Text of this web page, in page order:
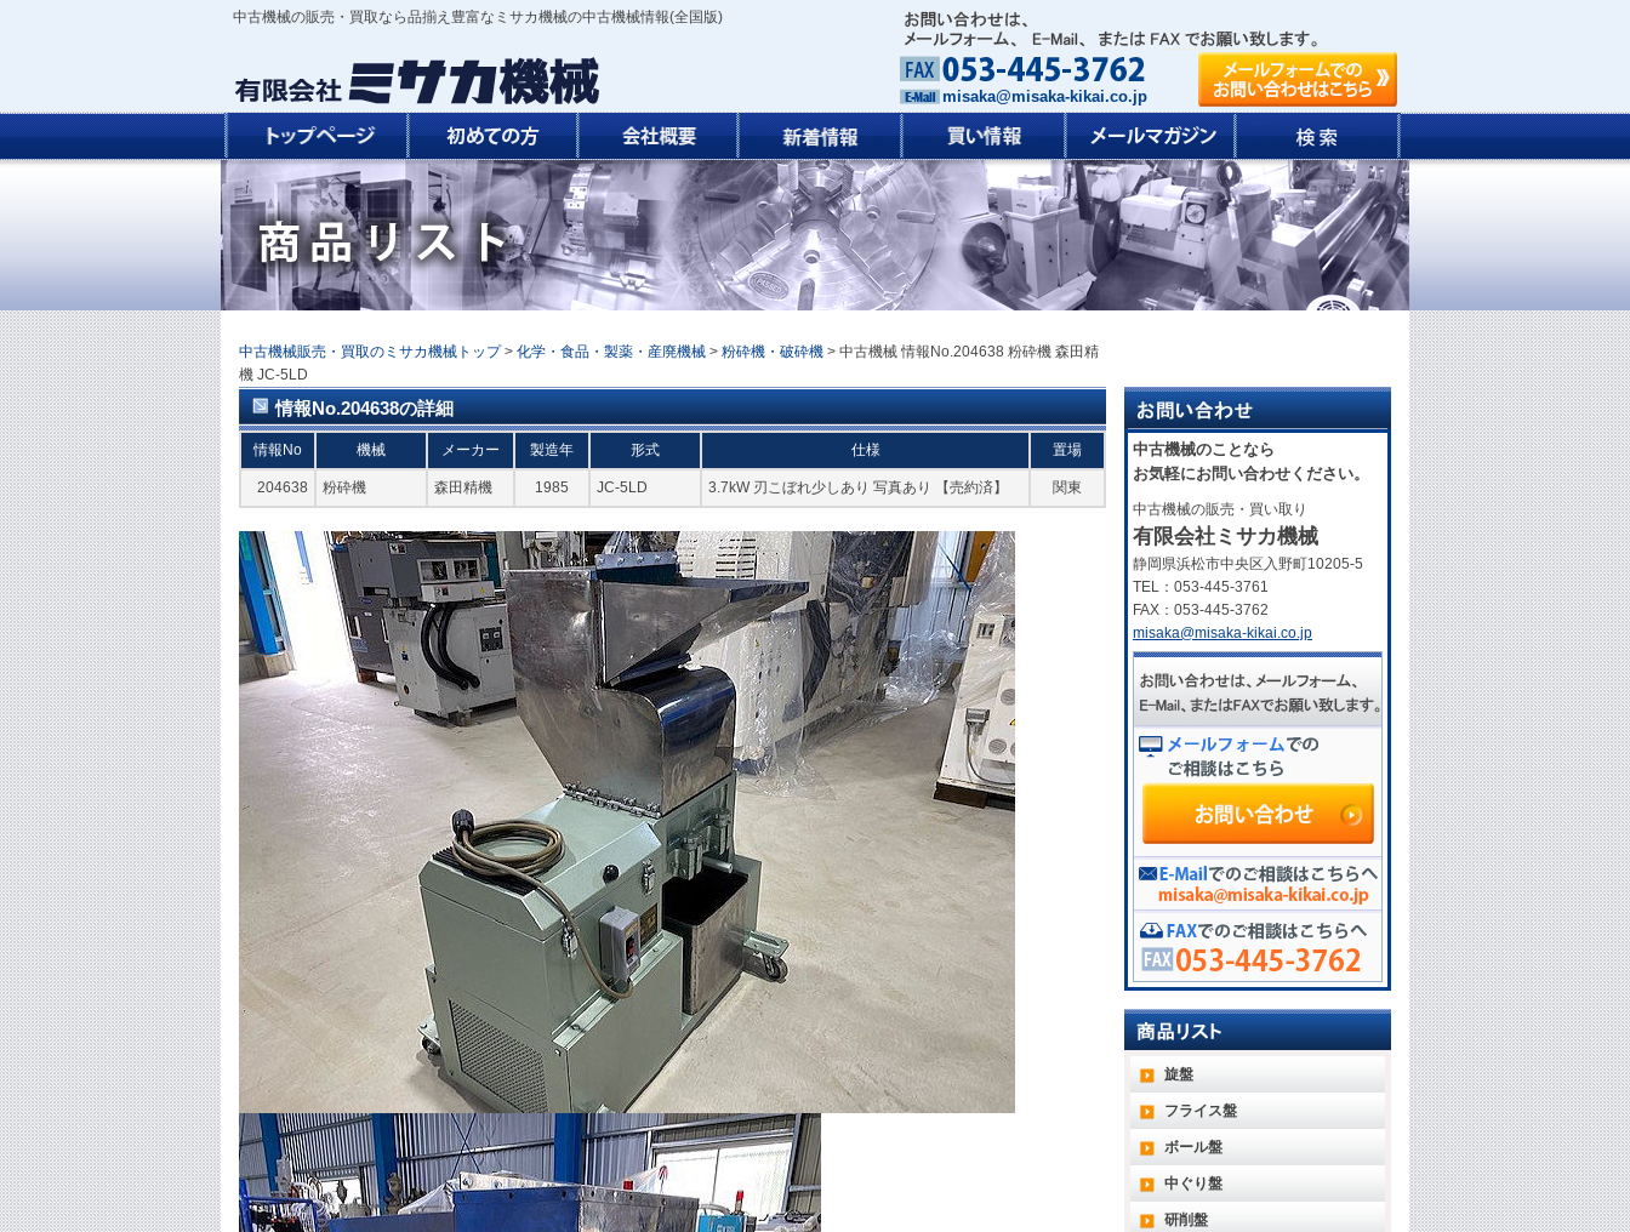
中古機械の販売・買取なら品揃え豊富なミサカ機械の中古機械情報(全国版)
misaka@misaka-kikai.co.jp
中古機械販売・買取のミサカ機械トップ > 化学・食品・製薬・産廃機械 > 粉砕機・破砕機 > 中古機械 情報No.204638 粉砕機 森田精
機 JC-5LD
情報No.204638の詳細
情報No 機械 メーカー 製造年 形式 仕様 置場
204638 粉砕機 森田精機 1985 JC-5LD 3.7kW 刃こぼれ少しあり 写真あり 【売約済】 関東
中古機械のことなら
お気軽にお問い合わせください。
中古機械の販売・買い取り
有限会社ミサカ機械
静岡県浜松市中央区入野町10205-5
TEL：053-445-3761
FAX：053-445-3762
misaka@misaka-kikai.co.jp
旋盤
フライス盤
ボール盤
中ぐり盤
研削盤